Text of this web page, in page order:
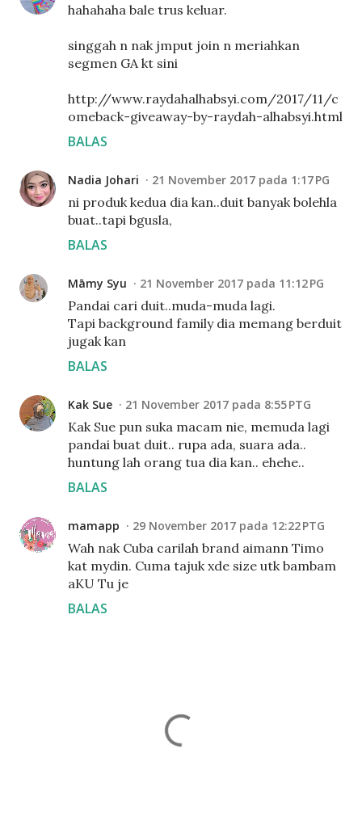
hahahaha bale trus keluar.
singgah n nak jmput join n meriahkan
segmen GA kt sini
http://www.raydahalhabsyi.com/2017/11/c
omeback-giveaway-by-raydah-alhabsyi.html
BALAS
Nadia Johari 21 November 2017 pada 1:17 PG
ni produk kedua dia kan..duit banyak bolehla
buat..tapi bgusla,
BALAS
Māmy Syu 21 November 2017 pada 11:12 PG
Pandai cari duit..muda-muda lagi.
Tapi background family dia memang berduit
jugak kan
BALAS
Kak Sue 21 November 2017 pada 8:55 PTG
Kak Sue pun suka macam nie, memuda lagi
pandai buat duit.. rupa ada, suara ada..
huntung lah orang tua dia kan.. ehehe..
BALAS
mamapp 29 November 2017 pada 12:22 PTG
Wah nak Cuba carilah brand aimann Timo
kat mydin. Cuma tajuk xde size utk bambam
aKU Tu je
BALAS